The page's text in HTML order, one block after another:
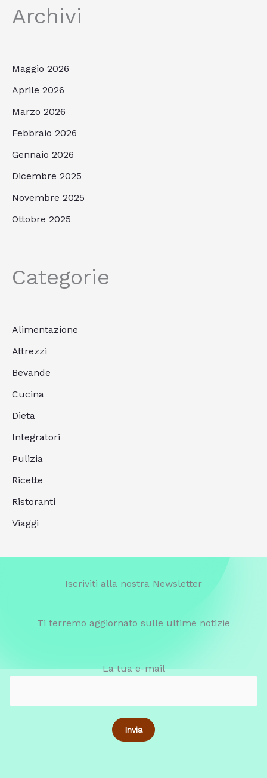
Archivi
Maggio 2026
Aprile 2026
Marzo 2026
Febbraio 2026
Gennaio 2026
Dicembre 2025
Novembre 2025
Ottobre 2025
Categorie
Alimentazione
Attrezzi
Bevande
Cucina
Dieta
Integratori
Pulizia
Ricette
Ristoranti
Viaggi
Iscriviti alla nostra Newsletter
Ti terremo aggiornato sulle ultime notizie
La tua e-mail